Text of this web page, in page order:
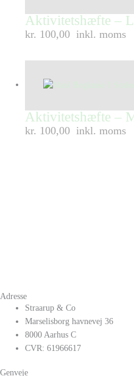
Aktivitetshæfte –
kr. 100,00 inkl. moms
Aktivitetshæfte –
kr. 100,00 inkl. moms
Adresse
Straarup & Co
Marselisborg havnevej 36
8000 Aarhus C
CVR: 61966617
Genveje